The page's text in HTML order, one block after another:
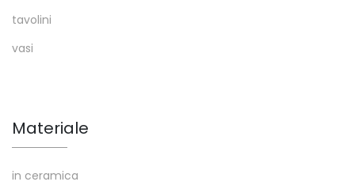
tavolini
vasi
Materiale
in ceramica